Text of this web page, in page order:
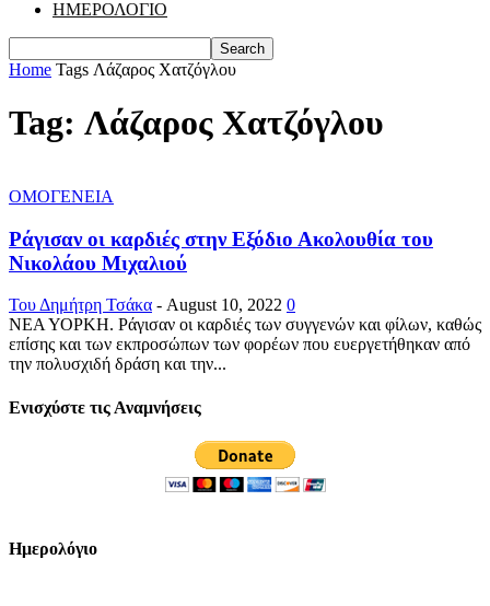
ΗΜΕΡΟΛΟΓΙΟ
Home Tags Λάζαρος Χατζόγλου
Tag: Λάζαρος Χατζόγλου
ΟΜΟΓΕΝΕΙΑ
Ράγισαν οι καρδιές στην Εξόδιο Ακολουθία του
Νικολάου Μιχαλιού
Του Δημήτρη Τσάκα - August 10, 2022 0
ΝΕΑ ΥΟΡΚΗ. Ράγισαν οι καρδιές των συγγενών και φίλων, καθώς
επίσης και των εκπροσώπων των φορέων που ευεργετήθηκαν από
την πολυσχιδή δράση και την...
Ενισχύστε τις Αναμνήσεις
Ημερολόγιο